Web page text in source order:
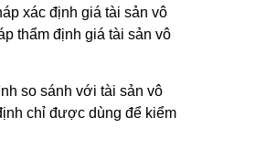
xác định giá tài sản vô
thẩm định giá tài sản vô
so sánh với tài sản vô
chỉ được dùng để kiểm